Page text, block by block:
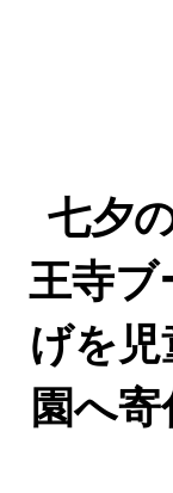
七夕
王寺ブ
げを
園へ寄